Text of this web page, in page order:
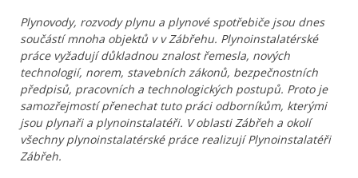
Plynovody, rozvody plynu a plynové spotřebiče jsou dnes
součástí mnoha objektů v v Zábřehu. Plynoinstalatérské
práce vyžadují důkladnou znalost řemesla, nových
technologií, norem, stavebních zákonů, bezpečnostních
předpisů, pracovních a technologických postupů. Proto je
samozřejmostí přenechat tuto práci odborníkům, kterými
jsou plynaři a plynoinstalatéři. V oblasti Zábřeh a okolí
všechny plynoinstalatérské práce realizují Plynoinstalatéři
Zábřeh.